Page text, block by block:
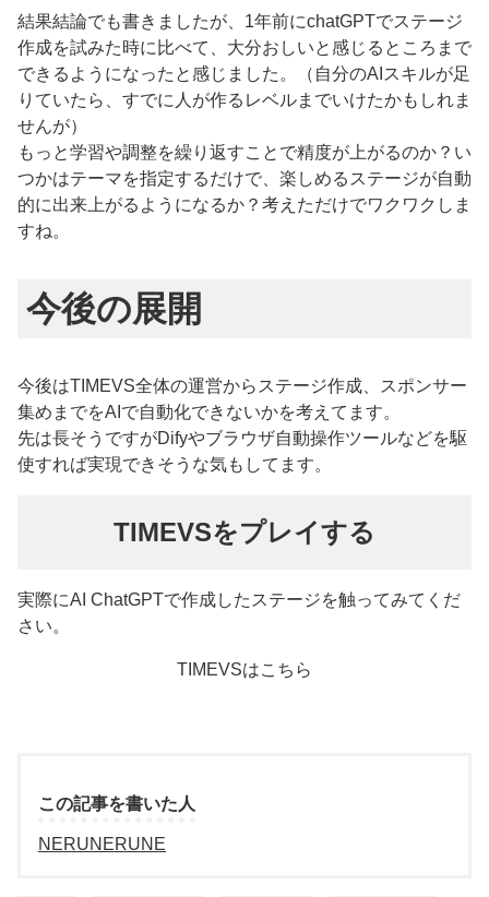
結果結論でも書きましたが、1年前にchatGPTでステージ
作成を試みた時に比べて、大分おしいと感じるところまで
できるようになったと感じました。（自分のAIスキルが足
りていたら、すでに人が作るレベルまでいけたかもしれま
せんが）
もっと学習や調整を繰り返すことで精度が上がるのか？い
つかはテーマを指定するだけで、楽しめるステージが自動
的に出来上がるようになるか？考えただけでワクワクしま
すね。
今後の展開
今後はTIMEVS全体の運営からステージ作成、スポンサー
集めまでをAIで自動化できないかを考えてます。
先は長そうですがDifyやブラウザ自動操作ツールなどを駆
使すれば実現できそうな気もしてます。
TIMEVSをプレイする
実際にAI ChatGPTで作成したステージを触ってみてくだ
さい。
TIMEVSはこちら
この記事を書いた人
NERUNERUNE